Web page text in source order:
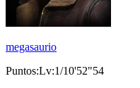
megasaurio
Puntos:Lv:1/10'52"54